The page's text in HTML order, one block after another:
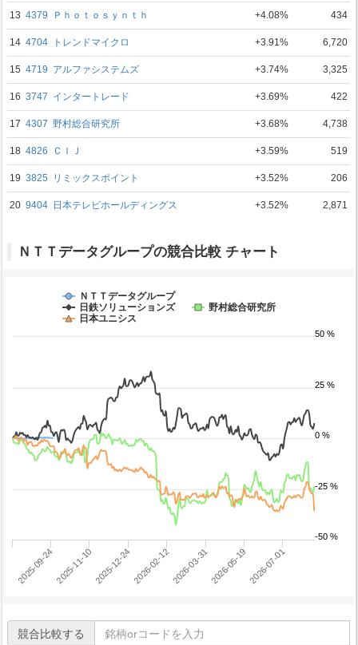
13 4379 Ｐｈｏｔｏｓｙｎｔｈ +4.08% 434
14 4704 トレンドマイクロ +3.91% 6,720
15 4719 アルファシステムズ +3.74% 3,325
16 3747 インタートレード +3.69% 422
17 4307 野村総合研究所 +3.68% 4,738
18 4826 ＣＩＪ +3.59% 519
19 3825 リミックスポイント +3.52% 206
20 9404 日本テレビホールディングス +3.52% 2,871
ＮＴＴデータグループの競合比較 チャート
ＮＴＴデータグループ
日鉄ソリューションズ
野村総合研究所
日本ユニシス
2025-09-24 2025-11-10 2025-12-24 2026-02-122026-03-312026-05-19 2026-07-01
0 %
-50 %
-25 %
25 %
50 %
競合比較する